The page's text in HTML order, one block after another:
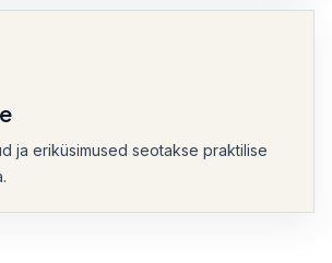
ja eriküsimused seotakse praktilise